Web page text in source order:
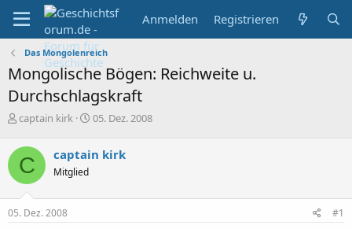
Anmelden Registrieren
Das Mongolenreich
Mongolische Bögen: Reichweite u.
Durchschlagskraft
E
s
t
e
l
l
e
captain kirk
E
t
l
05. Dez. 2008
C captain kirk
Mitglied
05. Dez. 2008 #1